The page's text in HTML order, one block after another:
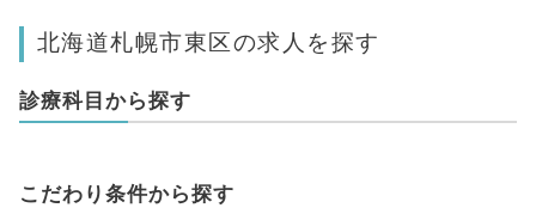
北海道札幌市東区の求人を探す
診療科目から探す
こだわり条件から探す